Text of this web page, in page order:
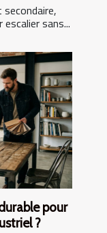
sans...
pour
?